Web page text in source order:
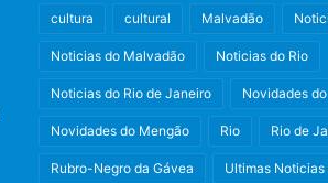
cultura cultural Malvadão
Noticias do Malvadão Noticias do Rio
Noticias do Rio de Janeiro Novidades
Novidades do Mengão Rio Rio de
Rubro-Negro da Gávea Ultimas Noticias